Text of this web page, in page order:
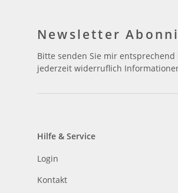
Newsletter
Bitte senden Sie mir entsprechend
jederzeit widerruflich
Hilfe & Service
Login
Kontakt